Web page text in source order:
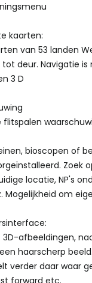
kaarten:
van 53 landen
deur. Navigatie
3 D
flitspalen
bioscopen of
Zoek
locatie, NP's
Mogelijkheid om
3D-afbeeldingen,
haarscherp beeld.
verder daar waar